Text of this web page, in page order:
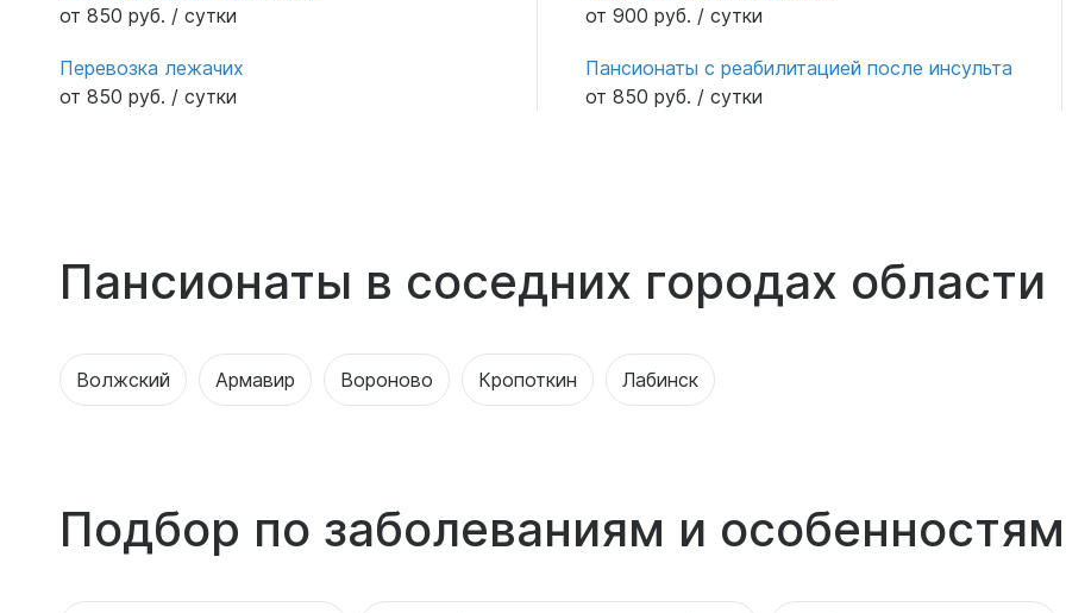
от 850 руб. / сутки
Перевозка лежачих
от 850 руб. / сутки
от 900 руб. / сутки
Пансионаты с реабилитацией после инсульта
от 850 руб. / сутки
Пансионаты в соседних городах области
Волжский Армавир Вороново Кропоткин Лабинск
Подбор по заболеваниям и особенностям